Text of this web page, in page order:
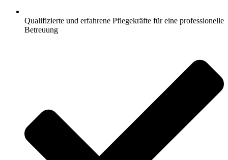
Qualifizierte und erfahrene Pflegekräfte für eine professionelle
Betreuung